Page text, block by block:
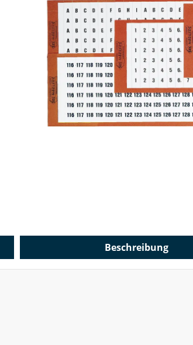
Beschreibung